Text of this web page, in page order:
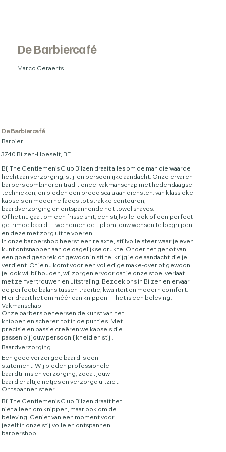
De Barbiercafé
Marco Geraerts
De Barbiercafé
Barbier
3740 Bilzen-Hoeselt, BE
Bij The Gentlemen’s Club Bilzen draait alles om de man die waarde
hecht aan verzorging, stijl en persoonlijke aandacht. Onze ervaren
barbers combineren traditioneel vakmanschap met hedendaagse
technieken, en bieden een breed scala aan diensten: van klassieke
kapsels en moderne fades tot strakke contouren,
baardverzorging en ontspannende hot towel shaves.
Of het nu gaat om een frisse snit, een stijlvolle look of een perfect
getrimde baard — we nemen de tijd om jouw wensen te begrijpen
en deze met zorg uit te voeren.
In onze barbershop heerst een relaxte, stijlvolle sfeer waar je even
kunt ontsnappen aan de dagelijkse drukte. Onder het genot van
een goed gesprek of gewoon in stilte, krijg je de aandacht die je
verdient. Of je nu komt voor een volledige make-over of gewoon
je look wil bijhouden, wij zorgen ervoor dat je onze stoel verlaat
met zelfvertrouwen en uitstraling. Bezoek ons in Bilzen en ervaar
de perfecte balans tussen traditie, kwaliteit en modern comfort.
Hier draait het om méér dan knippen — het is een beleving.
Vakmanschap
Onze barbers beheersen de kunst van het
knippen en scheren tot in de puntjes. Met
precisie en passie creëren we kapsels die
passen bij jouw persoonlijkheid en stijl.
Baardverzorging
Een goed verzorgde baard is een
statement. Wij bieden professionele
baardtrims en verzorging, zodat jouw
baard er altijd netjes en verzorgd uitziet.
Ontspannen sfeer
Bij The Gentlemen’s Club Bilzen draait het
niet alleen om knippen, maar ook om de
beleving. Geniet van een moment voor
jezelf in onze stijlvolle en ontspannen
barbershop.